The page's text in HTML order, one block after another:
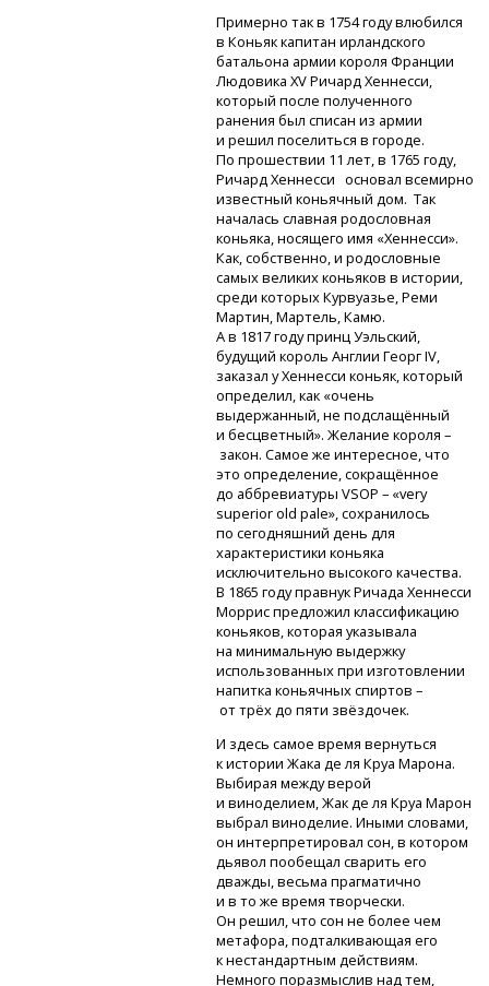
Примерно так в 1754 году влюбился
в Коньяк капитан ирландского
батальона армии короля Франции
Людовика XV Ричард Хеннесси,
который после полученного
ранения был списан из армии
и решил поселиться в городе.
По прошествии 11 лет, в 1765 году,
Ричард Хеннесси основал всемирно
известный коньячный дом. Так
началась славная родословная
коньяка, носящего имя «Хеннесси».
Как, собственно, и родословные
самых великих коньяков в истории,
среди которых Курвуазье, Реми
Мартин, Мартель, Камю.
А в 1817 году принц Уэльский,
будущий король Англии Георг IV,
заказал у Хеннесси коньяк, который
определил, как «очень
выдержанный, не подслащённый
и бесцветный». Желание короля –
закон. Самое же интересное, что
это определение, сокращённое
до аббревиатуры VSOP – «very
superior old pale», сохранилось
по сегодняшний день для
характеристики коньяка
исключительно высокого качества.
В 1865 году правнук Ричада Хеннесси
Моррис предложил классификацию
коньяков, которая указывала
на минимальную выдержку
использованных при изготовлении
напитка коньячных спиртов –
от трёх до пяти звёздочек.
И здесь самое время вернуться
к истории Жака де ля Круа Марона.
Выбирая между верой
и виноделием, Жак де ля Круа Марон
выбрал виноделие. Иными словами,
он интерпретировал сон, в котором
дьявол пообещал сварить его
дважды, весьма прагматично
и в то же время творчески.
Он решил, что сон не более чем
метафора, подталкивающая его
к нестандартным действиям.
Немного поразмыслив над тем,